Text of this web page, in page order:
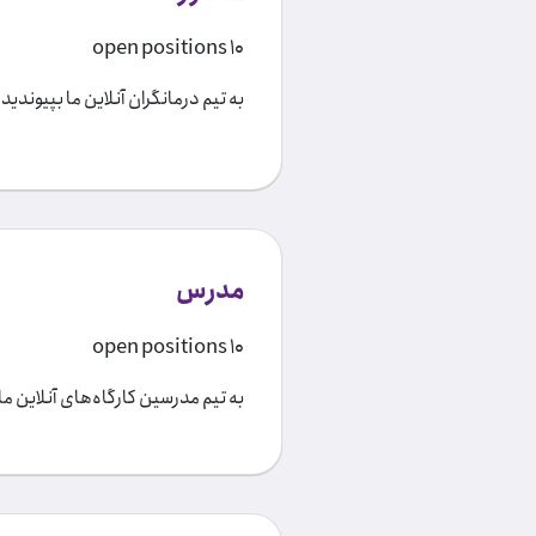
10 open positions
به تیم درمانگران آنلاین ما
مدرس
10 open positions
به تیم مدرسین کارگاه‌های آنلاین